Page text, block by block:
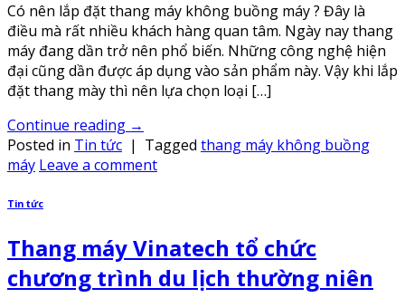
Có nên lắp đặt thang máy không buồng máy ? Đây là
điều mà rất nhiều khách hàng quan tâm. Ngày nay thang
máy đang dần trở nên phổ biến. Những công nghệ hiện
đại cũng dần được áp dụng vào sản phẩm này. Vậy khi lắp
đặt thang mày thì nên lựa chọn loại […]
Continue reading →
Posted in Tin tức | Tagged thang máy không buồng
máy Leave a comment
Tin tức
Thang máy Vinatech tổ chức
chương trình du lịch thường niên